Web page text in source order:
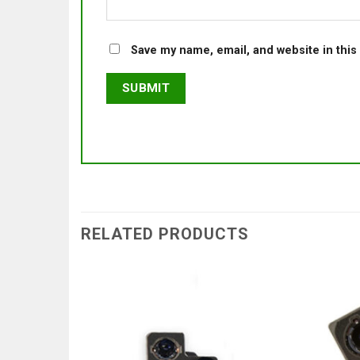
Save my name, email, and website in
RELATED PRODUCTS